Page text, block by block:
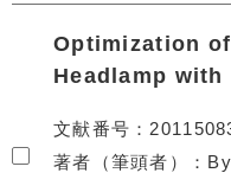
Optimization
Headlamp with
文献番号
著者（筆頭者）